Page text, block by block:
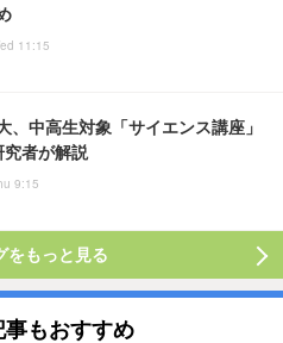
11:15
、中高生対象「サイエンス講座」
者が解説
9:15
をもっと見る
事もおすすめ